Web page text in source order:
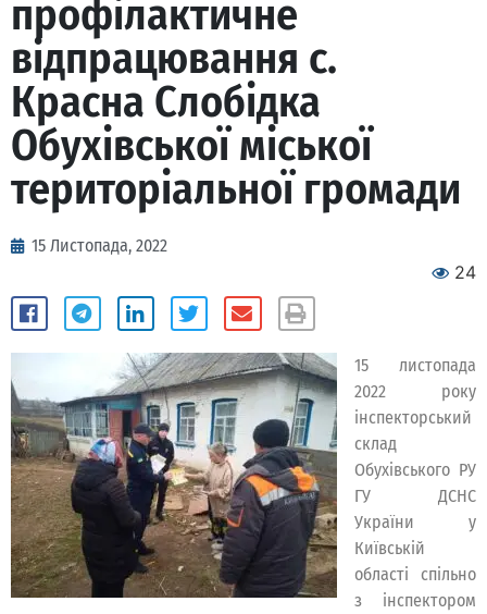
профілактичне
відпрацювання с.
Красна Слобідка
Обухівської міської
територіальної громади
15 Листопада, 2022
24
15 листопада
2022 року
інспекторський
склад
Обухівського РУ
ГУ ДСНС
України у
Київській
області спільно
з інспектором